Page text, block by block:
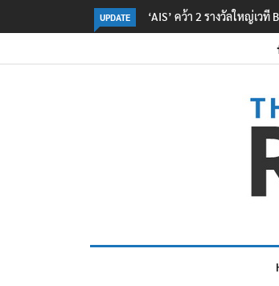
UPDATE ‘AIS’ คว้า 2 รางวัลใหญ่เว